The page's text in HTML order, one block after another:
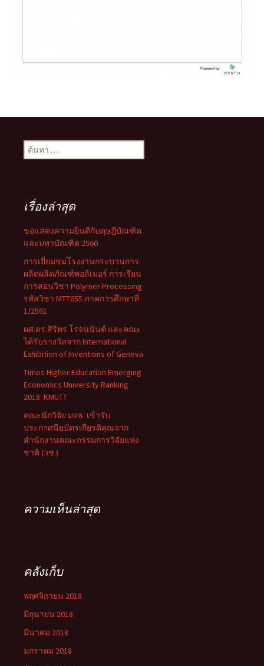
ค้นหา
สำหรับ:
เรื่องล่าสุด
ขอแสดงความยินดีกับดุษฎีบัณฑิต
และมหาบัณฑิต 2560
การเยี่ยมชมโรงงานกระบวนการ
ผลิตผลิตภัณฑ์พอลิเมอร์ การเรียน
การสอนวิชา Polymer Processing
รหัสวิชา MTT655 ภาคการศึกษาที่
1/2561
ผศ.ดร.สิริพร โรจนนันต์ และคณะ
ได้รับรางวัลจาก International
Exhibition of Inventions of Geneva
Times Higher Education Emerging
Economics University Ranking
2018: KMUTT
คณะนักวิจัย มจธ. เข้ารับ
ประกาศนียบัตรเกียรติคุณจาก
สำนักงานคณะกรรมการวิจัยแห่ง
ชาติ (วช.)
ความเห็นล่าสุด
คลังเก็บ
พฤศจิกายน 2018
มิถุนายน 2018
มีนาคม 2018
มกราคม 2018